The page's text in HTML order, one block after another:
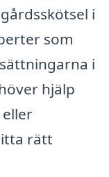
i
som
i
hjälp
rätt